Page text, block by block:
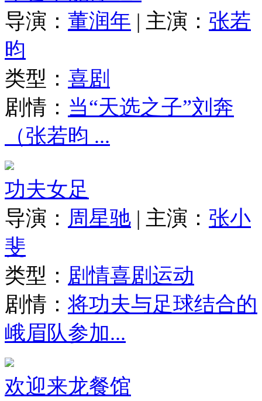
导演： 董润年 | 主演： 张若
昀
类型： 喜剧
剧情： 当“天选之子”刘奔
（张若昀 ...
功夫女足
导演： 周星驰 | 主演： 张小
斐
类型： 剧情喜剧 运动
剧情： 将功夫与足球结合的
峨眉队参加...
欢迎来龙餐馆